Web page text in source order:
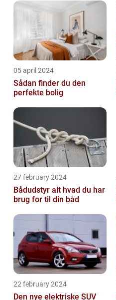
05 april 2024
Sådan finder du den
perfekte bolig
27 february 2024
Bådudstyr alt hvad du har
brug for til din båd
22 february 2024
Den nye elektriske SUV